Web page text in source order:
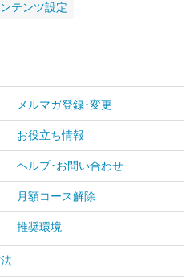
テンツ設定
メルマガ登録･変更
お役立ち情報
ヘルプ･お問い合わせ
月額コース解除
推奨環境